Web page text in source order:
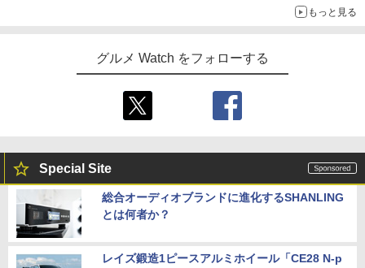
もっと見る
グルメ Watch をフォローする
Special Site
総合オーディオブランドに進化するSHANLING
とは何者か？
レイズ鍛造1ピースアルミホイール「CE28 N-p